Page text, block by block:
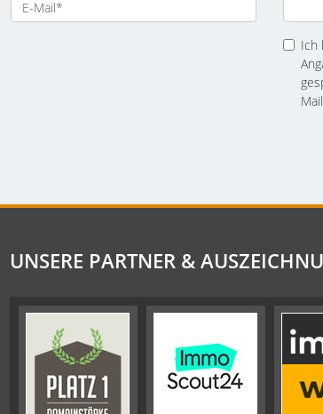
Ich
UNSERE PARTNER &